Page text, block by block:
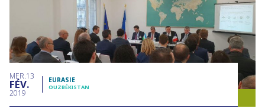
MER 13
FÉV
2019
EURASIE
OUZBÉKISTAN